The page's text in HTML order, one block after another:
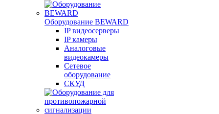
Оборудование BEWARD
IP видеосерверы
IP камеры
Аналоговые
видеокамеры
Сетевое
оборудование
СКУД